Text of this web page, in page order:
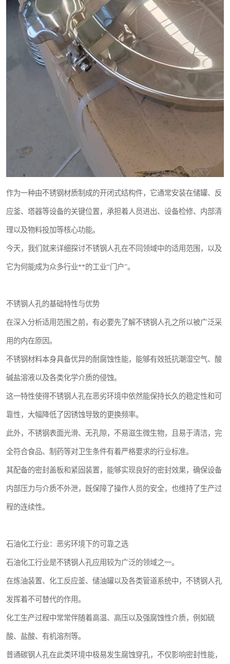
作为一种由不锈钢材质制成的开闭式结构件，它通常安装在储罐、反
应釜、塔器等设备的关键位置，承担着人员进出、设备检修、内部清
理以及物料投加等核心功能。
今天，我们就来详细探讨不锈钢人孔在不同领域中的适用范围，以及
它为何能成为众多行业**的工业“门户”。
不锈钢人孔的基础特性与优势
在深入分析适用范围之前，有必要先了解不锈钢人孔之所以被广泛采
用的内在原因。
不锈钢材料本身具备优异的耐腐蚀性能，能够有效抵抗潮湿空气、酸
碱盐溶液以及各类化学介质的侵蚀。
这一特性使得不锈钢人孔在恶劣环境中依然能保持长久的稳定性和可
靠性，大幅降低了因锈蚀导致的更换频率。
此外，不锈钢表面光滑、无孔隙，不易滋生微生物，且易于清洁，完
全符合食品、制药等对卫生条件有着严格要求的行业标准。
其配备的密封盖板和紧固装置，能够实现良好的密封效果，确保设备
内部压力与介质不外泄，既保障了操作人员的安全，也维持了生产过
程的连续性。
石油化工行业：恶劣环境下的可靠之选
石油化工行业是不锈钢人孔应用较为广泛的领域之一。
在炼油装置、化工反应釜、储油罐以及各类管道系统中，不锈钢人孔
发挥着不可替代的作用。
化工生产过程中常常伴随着高温、高压以及强腐蚀性介质，例如硫
酸、盐酸、有机溶剂等。
普通碳钢人孔在此类环境中极易发生腐蚀穿孔，不仅影响密封性能，